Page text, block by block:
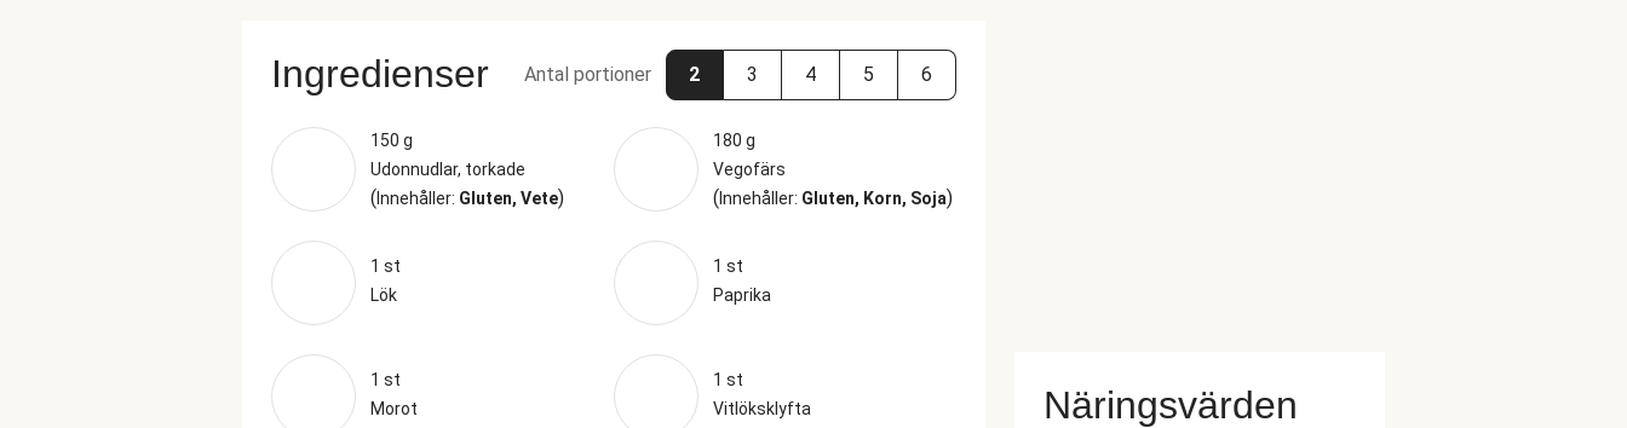
Ingredienser Antal portioner 2 3 4 5 6
150 g
Udonnudlar, torkade
(Innehåller: Gluten, Vete)
180 g
Vegofärs
(Innehåller: Gluten, Korn, Soja)
1 st
Lök
1 st
Paprika
1 st
Morot
1 st
Vitlöksklyfta
Näringsvärden